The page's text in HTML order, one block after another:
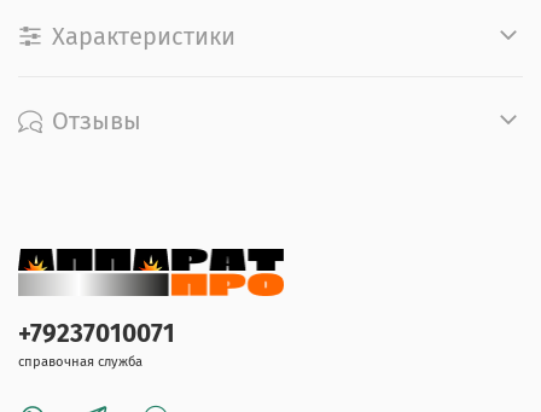
Характеристики
Отзывы
+79237010071
справочная служба